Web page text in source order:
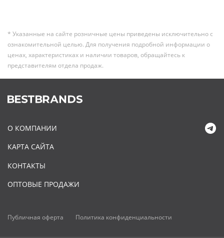
* Указанные на сайте розничные цены приведены исключительно с
ознакомительной целью. Для получения подробной информации о
ценах, характеристиках и наличии товаров, обращайтесь к
представителям отдела продаж.
О КОМПАНИИ
КАРТА САЙТА
КОНТАКТЫ
ОПТОВЫЕ ПРОДАЖИ
Публичная оферта Политика конфиденциальности